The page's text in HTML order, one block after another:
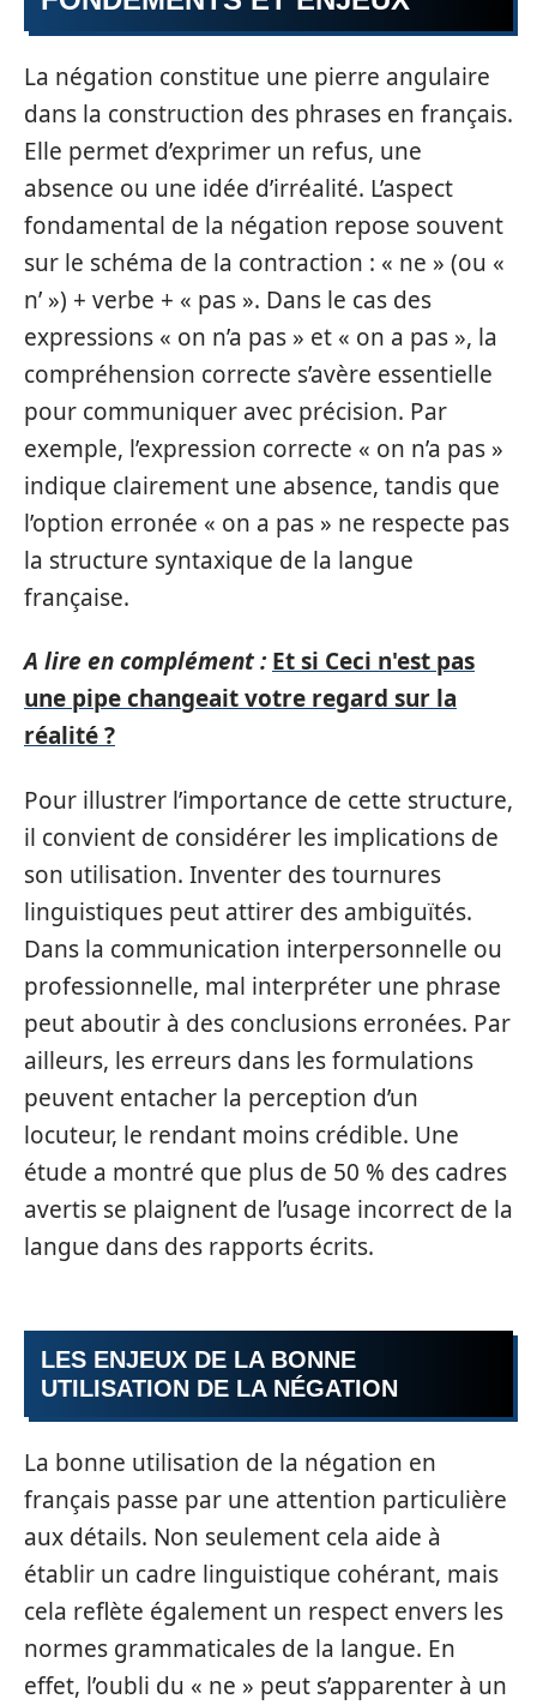
La négation constitue une pierre angulaire
dans la construction des phrases en français.
Elle permet d’exprimer un refus, une
absence ou une idée d’irréalité. L’aspect
fondamental de la négation repose souvent
sur le schéma de la contraction : « ne » (ou «
n’ ») + verbe + « pas ». Dans le cas des
expressions « on n’a pas » et « on a pas », la
compréhension correcte s’avère essentielle
pour communiquer avec précision. Par
exemple, l’expression correcte « on n’a pas »
indique clairement une absence, tandis que
l’option erronée « on a pas » ne respecte pas
la structure syntaxique de la langue
française.
A lire en complément : Et si Ceci n'est pas
une pipe changeait votre regard sur la
réalité ?
Pour illustrer l’importance de cette structure,
il convient de considérer les implications de
son utilisation. Inventer des tournures
linguistiques peut attirer des ambiguïtés.
Dans la communication interpersonnelle ou
professionnelle, mal interpréter une phrase
peut aboutir à des conclusions erronées. Par
ailleurs, les erreurs dans les formulations
peuvent entacher la perception d’un
locuteur, le rendant moins crédible. Une
étude a montré que plus de 50 % des cadres
avertis se plaignent de l’usage incorrect de la
langue dans des rapports écrits.
LES ENJEUX DE LA BONNE
UTILISATION DE LA NÉGATION
La bonne utilisation de la négation en
français passe par une attention particulière
aux détails. Non seulement cela aide à
établir un cadre linguistique cohérant, mais
cela reflète également un respect envers les
normes grammaticales de la langue. En
effet, l’oubli du « ne » peut s’apparenter à un